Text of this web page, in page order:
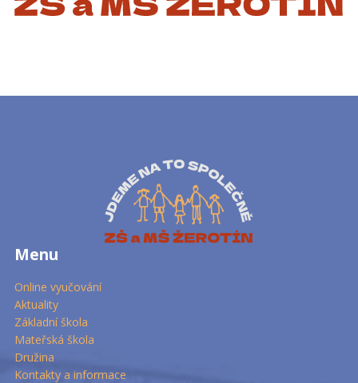
Menu
Online vyučování
Aktuality
Základní škola
Mateřská škola
Družina
Kontakty a informace